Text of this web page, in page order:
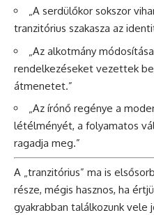
„A serdülőkor sokszor
tranzitórius szakasza az
„Az alkotmány
rendelkezéseket vezettek
átmenetet.”
„Az írónő regénye a
létélményét, a folyamatos
ragadja meg.”
A „tranzitórius” ma is
része, mégis hasznos, ha
gyakrabban találkozunk vele